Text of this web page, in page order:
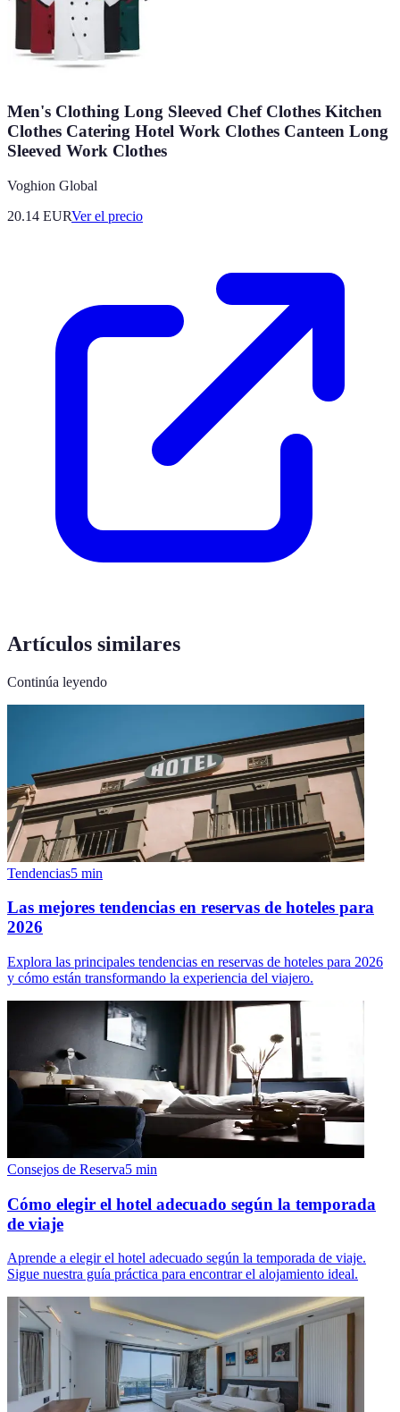
Men's Clothing Long Sleeved Chef Clothes Kitchen
Clothes Catering Hotel Work Clothes Canteen Long
Sleeved Work Clothes
Voghion Global
20.14 EURVer el precio
Artículos similares
Continúa leyendo
Tendencias5 min
Las mejores tendencias en reservas de hoteles para
2026
Explora las principales tendencias en reservas de hoteles para 2026
y cómo están transformando la experiencia del viajero.
Consejos de Reserva5 min
Cómo elegir el hotel adecuado según la temporada
de viaje
Aprende a elegir el hotel adecuado según la temporada de viaje.
Sigue nuestra guía práctica para encontrar el alojamiento ideal.